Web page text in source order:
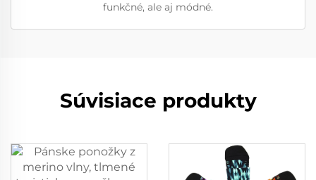
funkčné, ale aj módné.
Súvisiace produkty